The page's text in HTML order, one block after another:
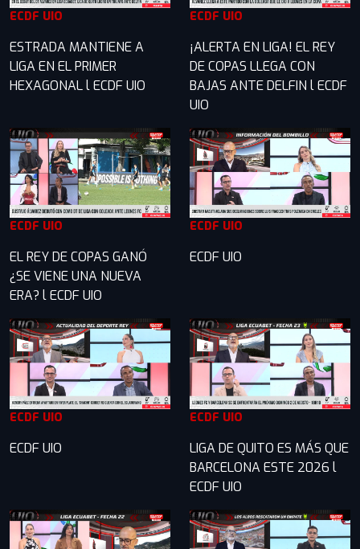
ECDF UIO
ESTRADA MANTIENE A
LIGA EN EL PRIMER
HEXAGONAL l ECDF UIO
ECDF UIO
¡ALERTA EN LIGA! EL REY
DE COPAS LLEGA CON
BAJAS ANTE DELFIN l ECDF
UIO
ECDF UIO
EL REY DE COPAS GANÓ
¿SE VIENE UNA NUEVA
ERA? l ECDF UIO
ECDF UIO
ECDF UIO
ECDF UIO
ECDF UIO
ECDF UIO
LIGA DE QUITO ES MÁS QUE
BARCELONA ESTE 2026 l
ECDF UIO